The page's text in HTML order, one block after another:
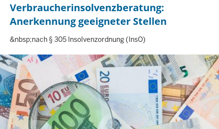
I
H
L
S
S
E
I
T
E
Verbraucherinsolvenzberatung:
Anerkennung geeigneter Stellen
&nbsp;nach § 305 Insolvenzordnung (InsO)